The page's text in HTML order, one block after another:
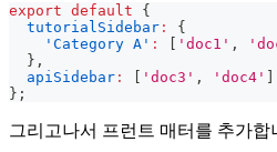
export default
{
tutorialSidebar :
{
'Category A' : 'doc1' ,
} ,
apiSidebar : 'doc3' , 'doc4'
} ;
그리고나서 프런트 매터를 추가합